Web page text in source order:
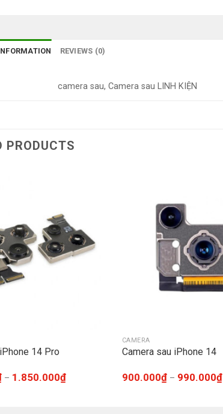
REVIEWS (0)
camera sau, Camera sau LINH KIỆN
PRODUCTS
14 Pro
– 1.850.000₫
CAMERA
Camera sau iPhone 14
900.000₫– 990.000₫